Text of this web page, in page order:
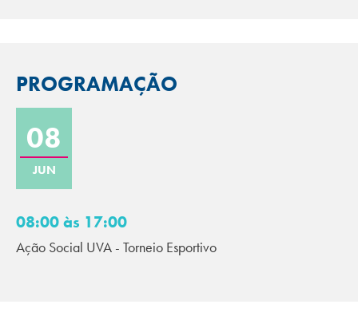
PROGRAMAÇÃO
08
JUN
08:00 às 17:00
Ação Social UVA - Torneio Esportivo